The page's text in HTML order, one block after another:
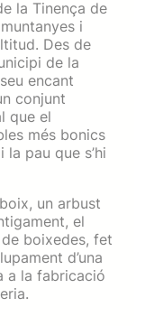
la Tinença de
i
Des de
de la
encant
conjunt
que el
més bonics
pau que s’hi
un arbust
el
boixedes, fet
d’una
a la fabricació